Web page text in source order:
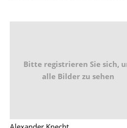
Bitte registrieren Sie sich,
alle Bilder zu sehen